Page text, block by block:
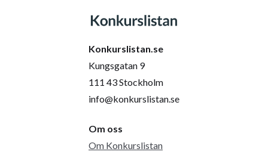
Konkurslistan.se
Kungsgatan 9
111 43 Stockholm
info@konkurslistan.se
Om oss
Om Konkurslistan